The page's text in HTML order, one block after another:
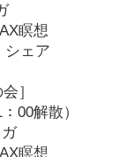
瞑想
シェア
］
00解散）
瞑想